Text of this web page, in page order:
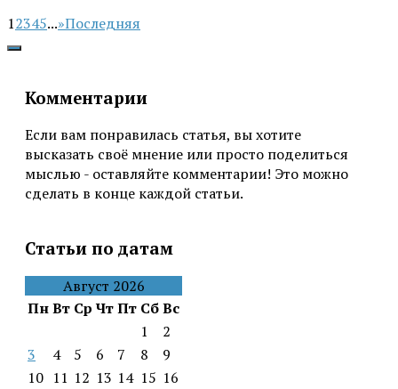
12345...»Последняя
Комментарии
Если вам понравилась статья, вы хотите
высказать своё мнение или просто поделиться
мыслью - оставляйте комментарии! Это можно
сделать в конце каждой статьи.
Статьи по датам
Август 2026
ПнВт Ср ЧтПт СбВс
1
2
3
4 5 6 7 8
9
10 11 12 13 14 15 16